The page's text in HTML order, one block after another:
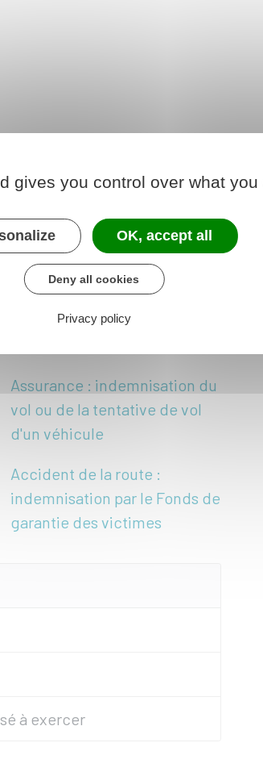
Accident de la route :
matériels d'une voiture ou
moto ou scooter
Accident de la route :
indemnisation des victimes
Assurance : indemnisation du
vol ou de la tentative de vol
d'un véhicule
Accident de la route :
indemnisation par le Fonds de
garantie des victimes
à exercer
gives you control over what
OK, accept all
Deny all cookies
Privacy policy